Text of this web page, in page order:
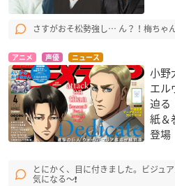
さすがおそ松勢強し… ん？！梅ちゃ
アニメ 声優 ニュース
小野
エル
迫る
紙＆
登場
とにかく、目に付きました。ビジュ
気になる〜❗